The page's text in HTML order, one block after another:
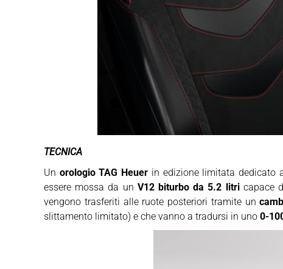
TECNICA
Un orologio TAG Heuer in edizione limitata dedicato
essere mossa da un V12 biturbo da 5.2 litricapace
vengono trasferiti alle ruote posteriori tramite un
slittamento limitato) e che vanno a tradursi in uno 0-